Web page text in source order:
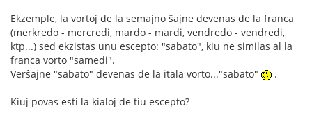
Ekzemple, la vortoj de la semajno ŝajne devenas de la franca
(merkredo - mercredi, mardo - mardi, vendredo - vendredi,
ktp...) sed ekzistas unu escepto: "sabato", kiu ne similas al la
franca vorto "samedi".
Verŝajne "sabato" devenas de la itala vorto..."sabato"
.
Kiuj povas esti la kialoj de tiu escepto?